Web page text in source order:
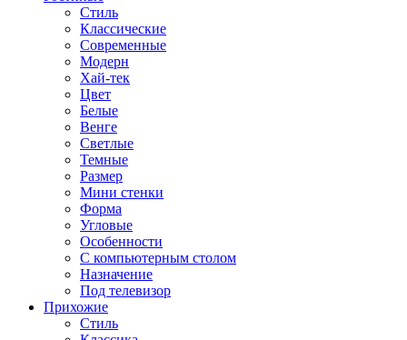
Стиль
Классические
Современные
Модерн
Хай-тек
Цвет
Белые
Венге
Светлые
Темные
Размер
Мини стенки
Форма
Угловые
Особенности
С компьютерным столом
Назначение
Под телевизор
Прихожие
Стиль